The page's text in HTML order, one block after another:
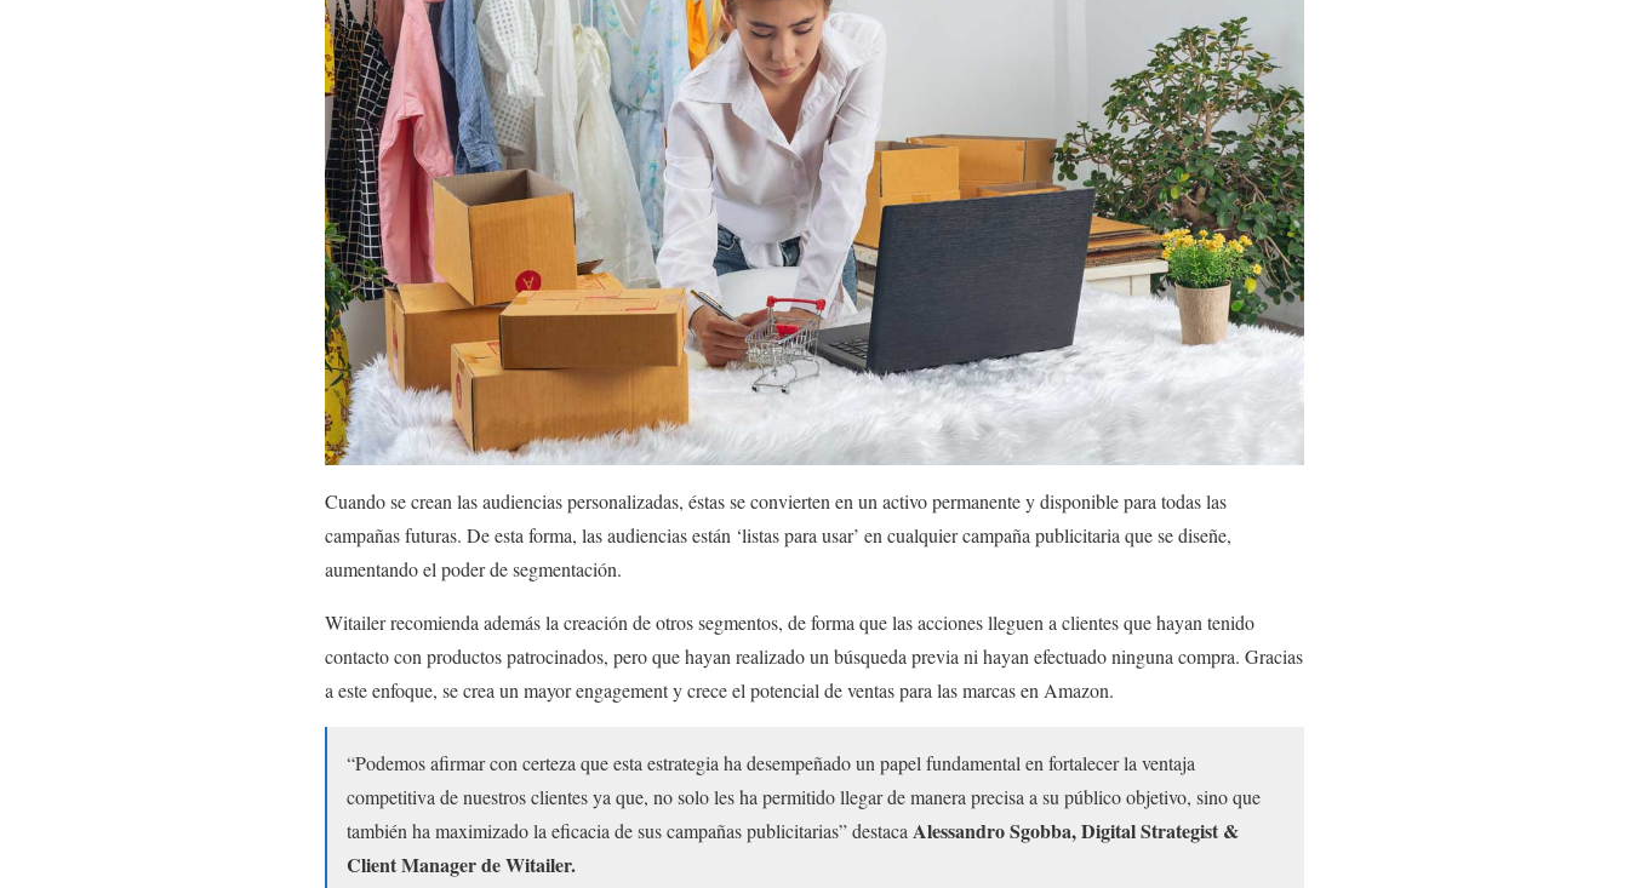
Cuando se crean las audiencias personalizadas, éstas se convierten en un activo permanente y disponible para todas las
campañas futuras. De esta forma, las audiencias están ‘listas para usar’ en cualquier campaña publicitaria que se diseñe,
aumentando el poder de segmentación.
Witailer recomienda además la creación de otros segmentos, de forma que las acciones lleguen a clientes que hayan tenido
contacto con productos patrocinados, pero que hayan realizado un búsqueda previa ni hayan efectuado ninguna compra. Gracias
a este enfoque, se crea un mayor engagement y crece el potencial de ventas para las marcas en Amazon.
“Podemos afirmar con certeza que esta estrategia ha desempeñado un papel fundamental en fortalecer la ventaja
competitiva de nuestros clientes ya que, no solo les ha permitido llegar de manera precisa a su público objetivo, sino que
también ha maximizado la eficacia de sus campañas publicitarias” destacaAlessandro Sgobba, Digital Strategist &
Client Manager de Witailer.